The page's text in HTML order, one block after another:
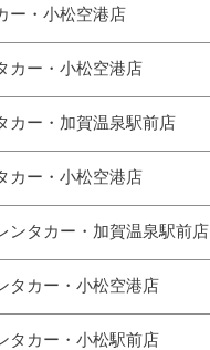
ー・小松空港店
カー・小松空港店
カー・加賀温泉駅前店
カー・小松空港店
ンタカー・加賀温泉駅前店
タカー・小松空港店
タカー・小松駅前店